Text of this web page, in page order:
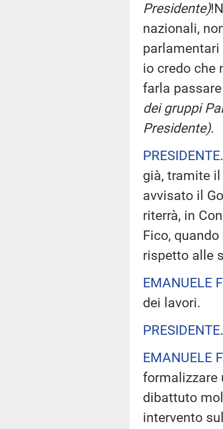
Presidente)
nazionali,
parlamentari
io credo che
farla
dei gruppi
Presidente).
PRESIDENTE
già, tramite
avvisato il
riterrà, in
Fico,
rispetto alle
EMANUELE
dei lavori.
PRESIDENTE
EMANUELE
formalizzare
dibattuto
intervento